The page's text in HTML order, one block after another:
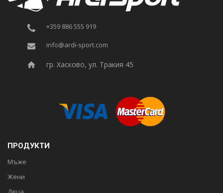
+359 886 555 919
info@ardi-sport.com
гр. Хасково, ул. Тракия 45
ПРОДУКТИ
Мъже
Жени